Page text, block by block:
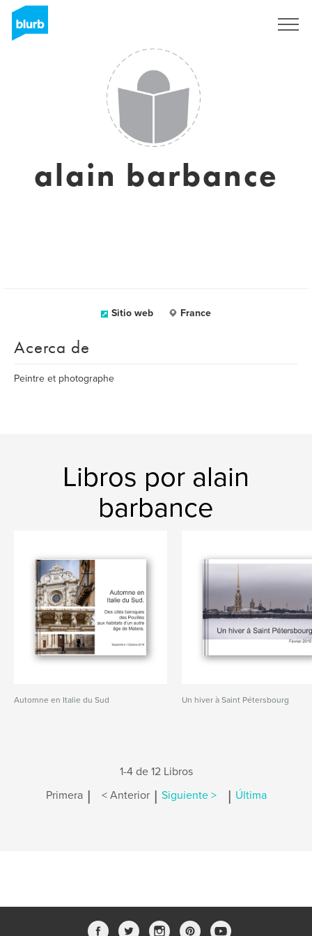
alain barbance
Sitio web France
Acerca de
Peintre et photographe
Libros por alain
barbance
Automne en Italie du Sud Un hiver à Saint Pétersbourg
1-4 de 12 Libros
Primera | < Anterior | Siguiente > | Última